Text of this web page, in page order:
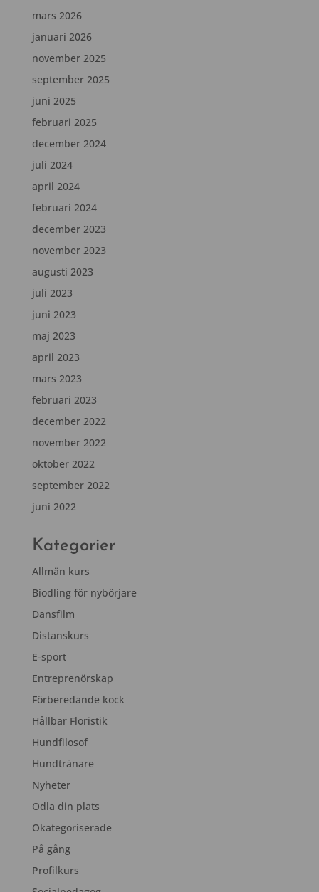
mars 2026
januari 2026
november 2025
september 2025
juni 2025
februari 2025
december 2024
juli 2024
april 2024
februari 2024
december 2023
november 2023
augusti 2023
juli 2023
juni 2023
maj 2023
april 2023
mars 2023
februari 2023
december 2022
november 2022
oktober 2022
september 2022
juni 2022
Kategorier
Allmän kurs
Biodling för nybörjare
Dansfilm
Distanskurs
E-sport
Entreprenörskap
Förberedande kock
Hållbar Floristik
Hundfilosof
Hundtränare
Nyheter
Odla din plats
Okategoriserade
På gång
Profilkurs